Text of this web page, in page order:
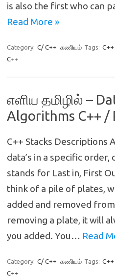
is also the first who can
Read More »
Category: C/ C++ கணியம் Tags: C++
C++
எளிய தமிழில் –
Algorithms C++ /
C++ Stacks Descriptions
data’s in a specific order,
stands for Last in, First
think of a pile of plates,
added and removed
removing a plate, it will
you added. You… Read
Category: C/ C++ கணியம் Tags: C++
C++